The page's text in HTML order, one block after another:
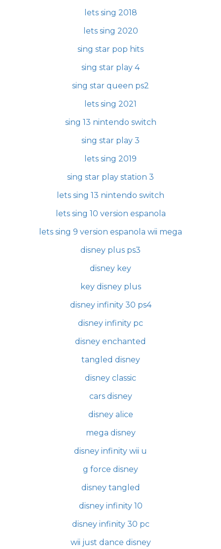
lets sing 2018
lets sing 2020
sing star pop hits
sing star play 4
sing star queen ps2
lets sing 2021
sing 13 nintendo switch
sing star play 3
lets sing 2019
sing star play station 3
lets sing 13 nintendo switch
lets sing 10 version espanola
lets sing 9 version espanola wii mega
disney plus ps3
disney key
key disney plus
disney infinity 30 ps4
disney infinity pc
disney enchanted
tangled disney
disney classic
cars disney
disney alice
mega disney
disney infinity wii u
g force disney
disney tangled
disney infinity 10
disney infinity 30 pc
wii just dance disney